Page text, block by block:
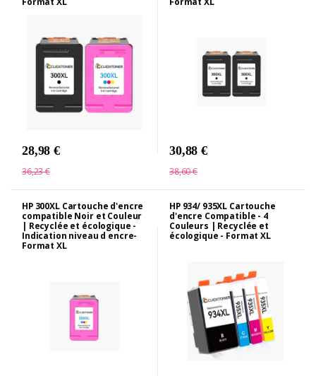
28,98 €
36,23 €
30,88 €
38,60 €
HP 300XL Cartouche d'encre
compatible Noir et Couleur
| Recyclée et écologique -
Indication niveau d encre-
Format XL
HP 934/ 935XL Cartouche
d'encre Compatible - 4
Couleurs | Recyclée et
écologique - Format XL